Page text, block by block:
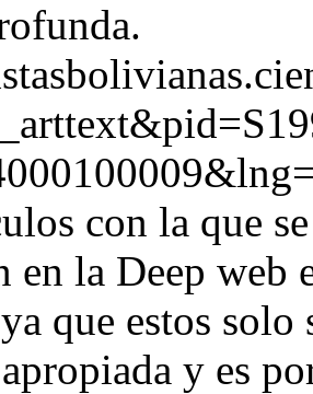
con la que
en la Deep web
que estos
y es